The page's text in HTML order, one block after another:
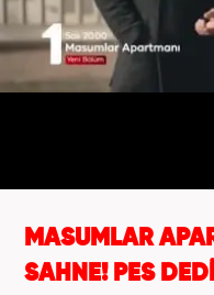
MASUMLAR
SAHNE! PES